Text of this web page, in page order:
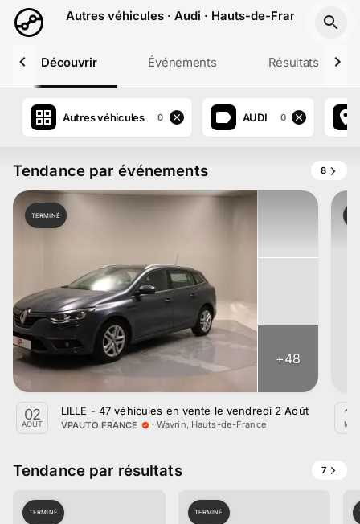
Aller au contenu principal
Autres véhicules · Audi · Hauts-de-France
Découvrir Événements Résultats
Autres véhicules 0 AUDI 0
Tendance par événements 8
TERMINÉ
+48
02
AOÛT
LILLE - 47 véhicules en vente le vendredi 2 Août
VPAUTO FRANCE · Wavrin, Hauts-de-France
15
MAI
Tendance par résultats 7
TERMINÉ TERMINÉ